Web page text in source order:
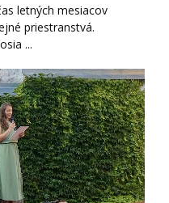
letných mesiacov
priestranstvá.
...